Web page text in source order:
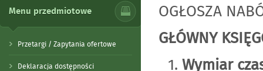
Menu przedmiotowe
Przetargi / Zapytania ofertowe
Deklaracja dostępności
OGŁOSZA
GŁÓWNY
Wymiar